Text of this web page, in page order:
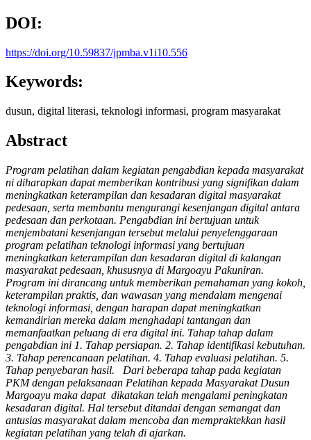
DOI:
https://doi.org/10.59837/jpmba.v1i10.556
Keywords:
dusun, digital literasi, teknologi informasi, program masyarakat
Abstract
Program pelatihan dalam kegiatan pengabdian kepada masyarakat
ni diharapkan dapat memberikan kontribusi yang signifikan dalam
meningkatkan keterampilan dan kesadaran digital masyarakat
pedesaan, serta membantu mengurangi kesenjangan digital antara
pedesaan dan perkotaan. Pengabdian ini bertujuan untuk
menjembatani kesenjangan tersebut melalui penyelenggaraan
program pelatihan teknologi informasi yang bertujuan
meningkatkan keterampilan dan kesadaran digital di kalangan
masyarakat pedesaan, khususnya di Margoayu Pakuniran.
Program ini dirancang untuk memberikan pemahaman yang kokoh,
keterampilan praktis, dan wawasan yang mendalam mengenai
teknologi informasi, dengan harapan dapat meningkatkan
kemandirian mereka dalam menghadapi tantangan dan
memanfaatkan peluang di era digital ini. Tahap tahap dalam
pengabdian ini 1. Tahap persiapan. 2. Tahap identifikasi kebutuhan.
3. Tahap perencanaan pelatihan. 4. Tahap evaluasi pelatihan. 5.
Tahap penyebaran hasil. Dari beberapa tahap pada kegiatan
PKM dengan pelaksanaan Pelatihan kepada Masyarakat Dusun
Margoayu maka dapat dikatakan telah mengalami peningkatan
kesadaran digital. Hal tersebut ditandai dengan semangat dan
antusias masyarakat dalam mencoba dan mempraktekkan hasil
kegiatan pelatihan yang telah di ajarkan.